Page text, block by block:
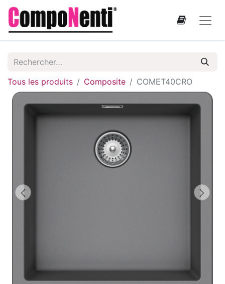
Tous les produits Composite COMET40CRO